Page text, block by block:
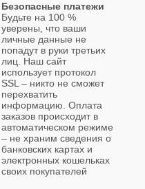
Безопасные платежи
Будьте на 100 %
уверены, что ваши
личные данные не
попадут в руки третьих
лиц. Наш сайт
использует протокол
SSL – никто не сможет
перехватить
информацию. Оплата
заказов происходит в
автоматическом режиме
– не храним сведения о
банковских картах и
электронных кошельках
своих покупателей